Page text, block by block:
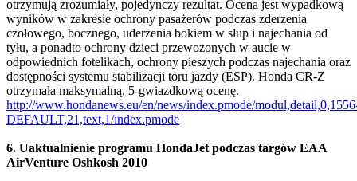
otrzymują zrozumiały, pojedynczy rezultat. Ocena jest wypadkową
wyników w zakresie ochrony pasażerów podczas zderzenia
czołowego, bocznego, uderzenia bokiem w słup i najechania od
tyłu, a ponadto ochrony dzieci przewożonych w aucie w
odpowiednich fotelikach, ochrony pieszych podczas najechania oraz
dostępności systemu stabilizacji toru jazdy (ESP). Honda CR-Z
otrzymała maksymalną, 5-gwiazdkową ocenę.
http://www.hondanews.eu/en/news/index.pmode/
DEFAULT,21,text,1/index.pmode
6. Uaktualnienie programu HondaJet podczas targów EAA
AirVenture Oshkosh 2010